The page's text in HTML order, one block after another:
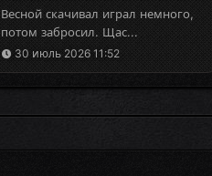
Весной скачивал играл немного,
потом забросил. Щас...
30 июль 2026 11:52